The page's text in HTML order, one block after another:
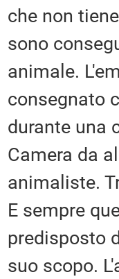
che non
sono
animale.
consegnato
durante una
Camera da
animaliste.
E sempre
predisposto
suo scopo.